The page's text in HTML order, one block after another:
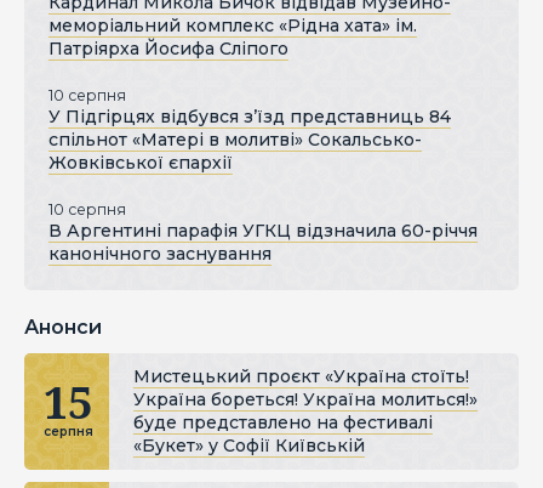
меморіальний комплекс «Рідна хата» ім.
Патріярха Йосифа Сліпого
10 серпня
У Підгірцях відбувся з’їзд представниць 84
спільнот «Матері в молитві» Сокальсько-
Жовківської єпархії
10 серпня
В Аргентині парафія УГКЦ відзначила 60-річчя
канонічного заснування
Анонси
15
серпня
Мистецький проєкт «Україна стоїть!
Україна бореться! Україна молиться!»
буде представлено на фестивалі
«Букет» у Софії Київській